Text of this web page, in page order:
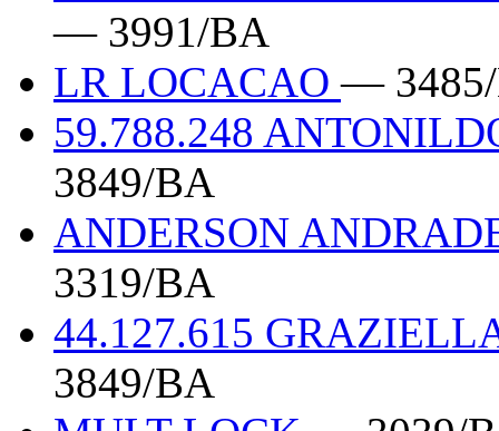
— 3991/BA
LR LOCACAO—
59.788.248
3849/BA
ANDERSON
3319/BA
44.127.615
3849/BA